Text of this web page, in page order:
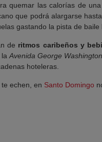
quemar las calorías de
que podrá alargarse
gastando la pista de
de ritmos caribeños y
Avenida George Washington
hoteleras.
echen, en Santo Domingo